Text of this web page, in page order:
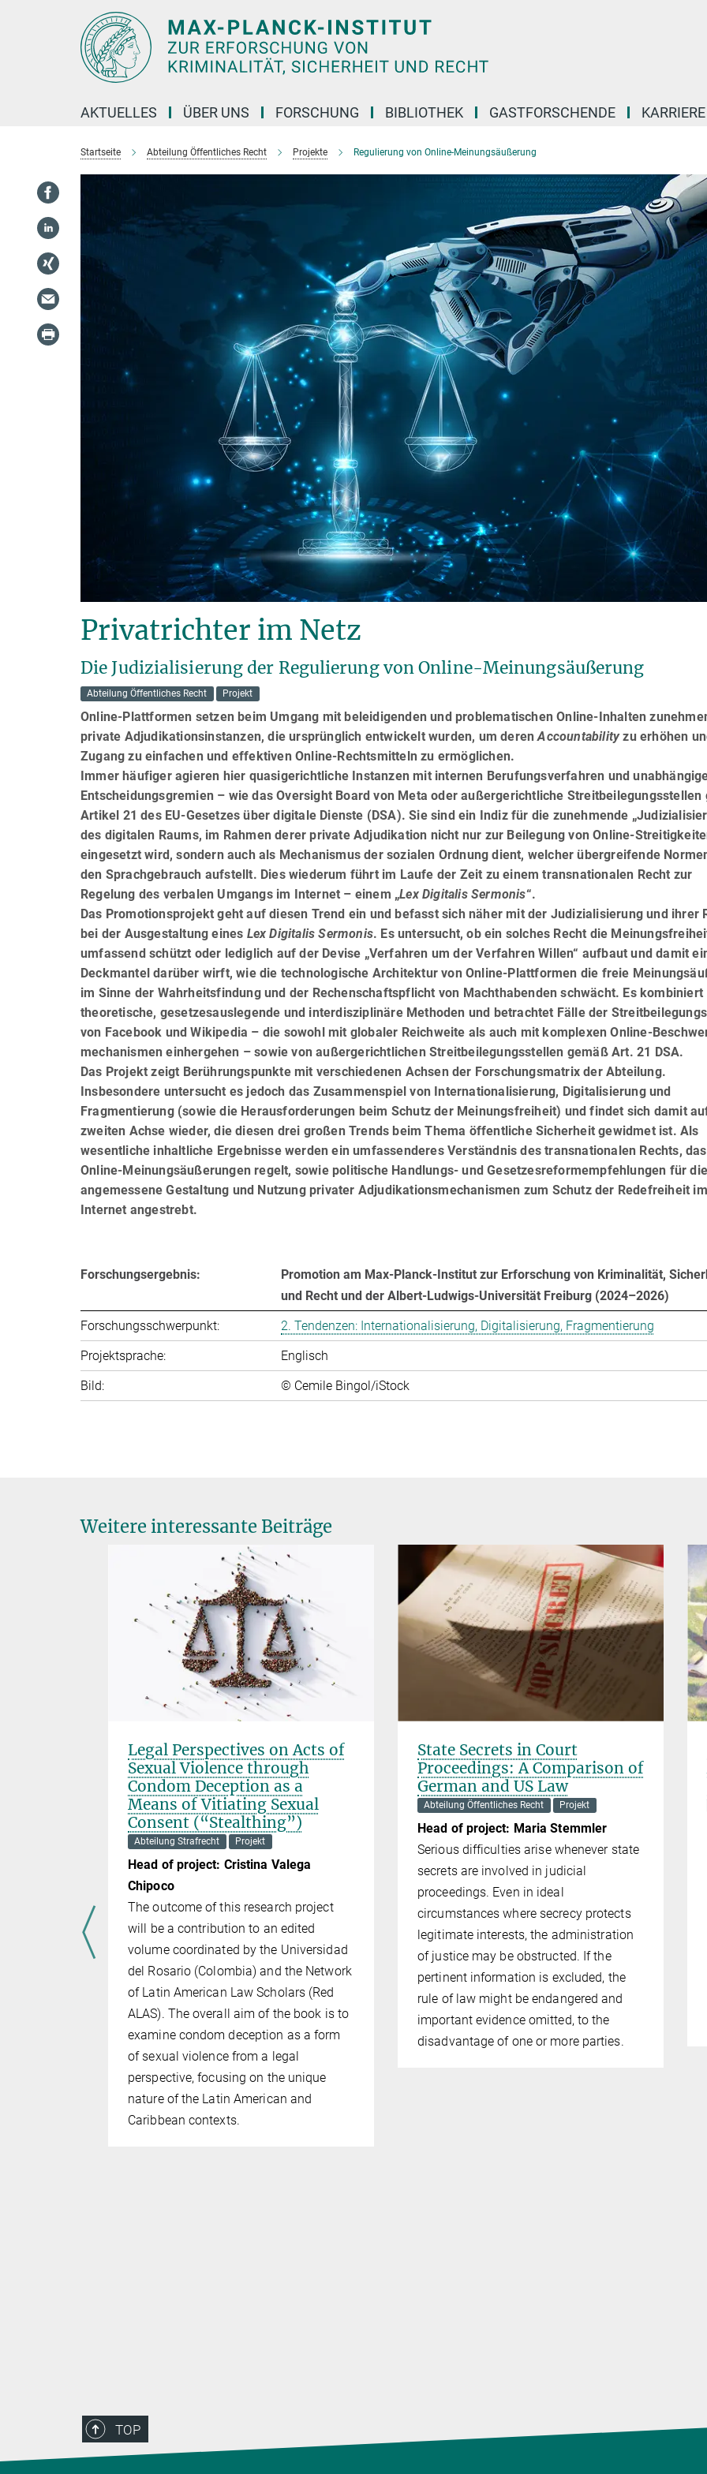
AKTUELLES ÜBER UNS FORSCHUNG BIBLIOTHEK GASTFORSCHENDE
Startseite Abteilung Öffentliches Recht Projekte Regulierung von Online-Meinungsäußerung
Privatrichter im Netz
Die Judizialisierung der Regulierung von Online-Meinungsäußerung
Abteilung Öffentliches Recht Projekt
Online-Plattformen setzen beim Umgang mit beleidigenden und proble­ma­ti­schen Online-Inhalten
private Adjudikationsinstanzen, die ursprünglich entwickelt wurden, um derenAccountabilityzu erhöhen
Zugang zu einfachen und effektiven Online-Rechtsmitteln zu ermöglichen.
Immer häufiger agieren hier quasigerichtliche Instanzen mit internen Berufungsverfahren und
Entscheidungsgremien – wie das Oversight Board von Meta oder außer­gericht­li­che Streitbeilegungsstellen
Artikel 21 des EU-Gesetzes über digitale Dienste (DSA). Sie sind ein Indiz für die zunehmende
des digitalen Raums, im Rahmen derer private Adjudikation nicht nur zur Beilegung von Online-
eingesetzt wird, sondern auch als Mechanismus der sozialen Ordnung dient, welcher übergreifende
den Sprachgebrauch aufstellt. Dies wiederum führt im Laufe der Zeit zu einem transnationalen Recht zur
Regelung des verbalen Umgangs im Internet – einem „Lex Digitalis Sermonis“.
Das Promotionsprojekt geht auf diesen Trend ein und befasst sich näher mit der Judizia­li­sie­rung und ihrer
bei der Ausgestaltung eines Lex Digitalis Sermonis. Es untersucht, ob ein solches Recht die
umfassend schützt oder lediglich auf der Devise „Ver­fah­ren um der Verfahren Willen“ aufbaut und damit
Deckmantel darüber wirft, wie die technologische Architektur von Online-Plattformen die freie
im Sinne der Wahrheitsfindung und der Rechenschaftspflicht von Machthabenden schwächt. Es kombiniert
theoretische, gesetzesauslegende und interdisziplinäre Methoden und betrachtet Fälle der
von Facebook und Wikipedia – die sowohl mit globaler Reichweite als auch mit komplexen Online-
mecha­nis­men einhergehen – sowie von außergerichtlichen Streitbeilegungsstellen gemäß Art. 21 DSA.
Das Projekt zeigt Berührungspunkte mit verschiedenen Achsen der Forschungsmatrix der Abteilung.
Insbesondere untersucht es jedoch das Zusammenspiel von Internationalisierung, Digitalisierung und
Fragmentierung (sowie die Herausforderungen beim Schutz der Meinungs­frei­heit) und findet sich damit
zweiten Achse wieder, die diesen drei großen Trends beim Thema öffentliche Sicherheit gewidmet ist. Als
wesentliche inhaltliche Ergebnisse werden ein umfassenderes Verständnis des transnationalen Rechts, das
Online-Meinungsäußerungen regelt, sowie politische Handlungs- und Gesetzesreformempfehlungen für die
angemessene Gestaltung und Nutzung privater Adjudikationsmechanismen zum Schutz der Redefreiheit im
Internet angestrebt.
Forschungsergebnis:
Promotion am Max-Planck-Institut zur Erforschung von Kriminalität,
und Recht und der Albert-Ludwigs-Universität Freiburg (2024–2026)
Forschungsschwerpunkt:
2. Tendenzen: Internationalisierung, Digitalisierung, Fragmentierung
Projektsprache:
Englisch
Bild:
© Cemile Bingol/iStock
Weitere interessante Beiträge
Legal Perspectives on Acts of
Sexual Violence through
Condom Deception as a
Means of Vitiating Sexual
Consent (“Stealthing”)
Abteilung Strafrecht Projekt
Head of project: Cristina Valega
Chipoco
The outcome of this research project
will be a contribution to an edited
volume coordinated by the Universidad
del Rosario (Colombia) and the Network
of Latin American Law Scholars (Red
ALAS). The overall aim of the book is to
examine condom deception as a form
of sexual violence from a legal
perspective, focusing on the unique
nature of the Latin American and
Caribbean contexts.
State Secrets in Court
Proceedings: A Comparison of
German and US Law
Abteilung Öffentliches Recht Projekt
Head of project: Maria Stemmler
Serious difficulties arise whenever state
secrets are involved in judicial
proceedings. Even in ideal
circumstances where secrecy protects
legitimate interests, the administration
of justice may be obstructed. If the
pertinent information is excluded, the
rule of law might be endangered and
important evidence omitted, to the
disadvantage of one or more parties.
TOP